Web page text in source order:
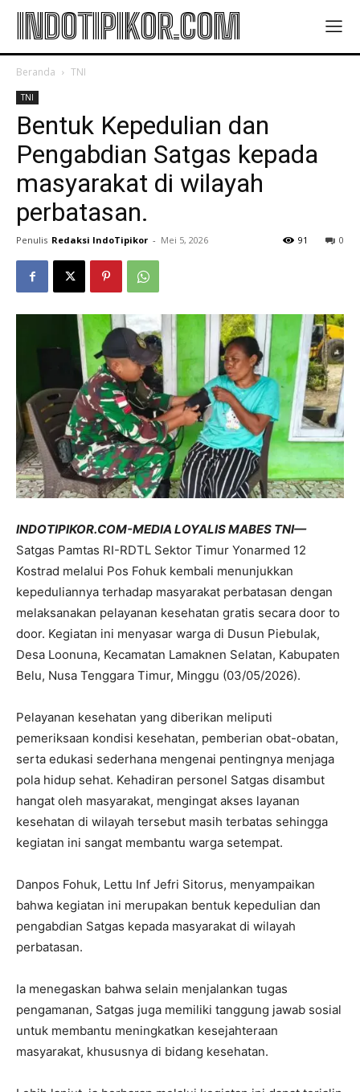
INDOTIPIKOR.COM
Beranda TNI
TNI
Bentuk Kepedulian dan
Pengabdian Satgas kepada
masyarakat di wilayah
perbatasan.
Penulis Redaksi IndoTipikor - Mei 5, 2026 0
91
INDOTIPIKOR.COM-MEDIA LOYALIS MABES TNI—
Satgas Pamtas RI-RDTL Sektor Timur Yonarmed 12
Kostrad melalui Pos Fohuk kembali menunjukkan
kepeduliannya terhadap masyarakat perbatasan dengan
melaksanakan pelayanan kesehatan gratis secara door to
door. Kegiatan ini menyasar warga di Dusun Piebulak,
Desa Loonuna, Kecamatan Lamaknen Selatan, Kabupaten
Belu, Nusa Tenggara Timur, Minggu (03/05/2026).
Pelayanan kesehatan yang diberikan meliputi
pemeriksaan kondisi kesehatan, pemberian obat-obatan,
serta edukasi sederhana mengenai pentingnya menjaga
pola hidup sehat. Kehadiran personel Satgas disambut
hangat oleh masyarakat, mengingat akses layanan
kesehatan di wilayah tersebut masih terbatas sehingga
kegiatan ini sangat membantu warga setempat.
Danpos Fohuk, Lettu Inf Jefri Sitorus, menyampaikan
bahwa kegiatan ini merupakan bentuk kepedulian dan
pengabdian Satgas kepada masyarakat di wilayah
perbatasan.
Ia menegaskan bahwa selain menjalankan tugas
pengamanan, Satgas juga memiliki tanggung jawab sosial
untuk membantu meningkatkan kesejahteraan
masyarakat, khususnya di bidang kesehatan.